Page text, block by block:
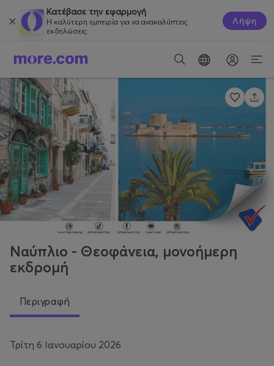
Κατέβασε την εφαρμογή
Η καλύτερη εμπειρία για να ανακαλύπτεις
εκδηλώσεις.
Λήψη
Ναύπλιο - Θεοφάνεια, μονοήμερη
εκδρομή
Περιγραφή
Τρίτη 6 Ιανουαρίου 2026